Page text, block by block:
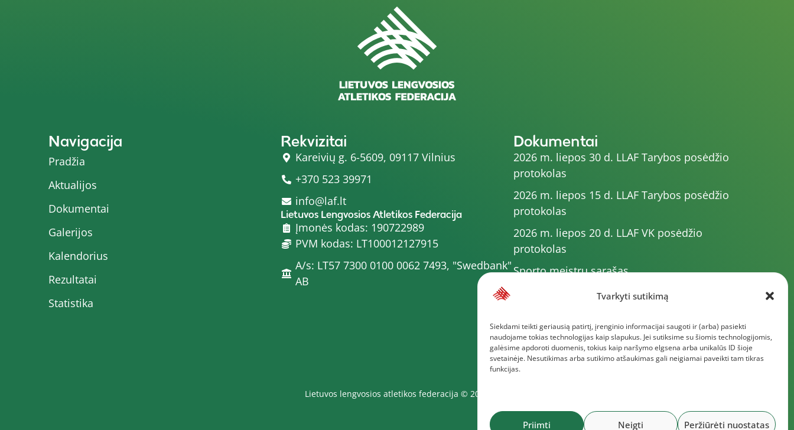
Tvarkyti sutikimą
Siekdami teikti geriausią patirtį, įrenginio informacijai saugoti ir (arba) pasiekti
naudojame tokias technologijas kaip slapukus. Jei sutiksime su šiomis technologijomis,
galėsime apdoroti duomenis, tokius kaip naršymo elgsena arba unikalūs ID šioje
svetainėje. Nesutikimas arba sutikimo atšaukimas gali neigiamai paveikti tam tikras
funkcijas.
Priimti Neigti Peržiūrėti nuostatas
Navigacija
Pradžia
Aktualijos
Dokumentai
Galerijos
Kalendorius
Rezultatai
Statistika
Rekvizitai
Kareivių g. 6-5609, 09117 Vilnius
+370 523 39971
info@laf.lt
Lietuvos Lengvosios Atletikos Federacija
Įmonės kodas: 190722989
PVM kodas: LT100012127915
A/s: LT57 7300 0100 0062 7493, "Swedbank"
AB
Dokumentai
2026 m. liepos 30 d. LLAF Tarybos posėdžio
protokolas
2026 m. liepos 15 d. LLAF Tarybos posėdžio
protokolas
2026 m. liepos 20 d. LLAF VK posėdžio
protokolas
Sporto meistrų sąrašas
2026 m. varžybų kalendorius
protokolas
Daugiau dokumentų
Lietuvos lengvosios atletikos federacija © 2025